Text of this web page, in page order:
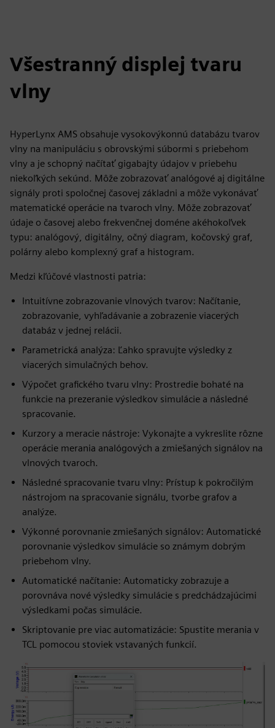
Všestranný displej tvaru
vlny
HyperLynx AMS obsahuje vysokovýkonnú databázu tvarov
vlny na manipuláciu s obrovskými súbormi s priebehom
vlny a je schopný načítať gigabajty údajov v priebehu
niekoľkých sekúnd. Môže zobrazovať analógové aj digitálne
signály proti spoločnej časovej základni a môže vykonávať
matematické operácie na tvaroch vlny. Môže zobrazovať
údaje o časovej alebo frekvenčnej doméne akéhokoľvek
typu: analógový, digitálny, očný diagram, kočovský graf,
polárny alebo komplexný graf a histogram.
Medzi kľúčové vlastnosti patria:
Intuitívne zobrazovanie vlnových tvarov: Načítanie,
zobrazovanie, vyhľadávanie a zobrazenie viacerých
databáz v jednej relácii.
Parametrická analýza: Ľahko spravujte výsledky z
viacerých simulačných behov.
Výpočet grafického tvaru vlny: Prostredie bohaté na
funkcie na prezeranie výsledkov simulácie a následné
spracovanie.
Kurzory a meracie nástroje: Vykonajte a vykreslite rôzne
operácie merania analógových a zmiešaných signálov na
vlnových tvaroch.
Následné spracovanie tvaru vlny: Prístup k pokročilým
nástrojom na spracovanie signálu, tvorbe grafov a
analýze.
Výkonné porovnanie zmiešaných signálov: Automatické
porovnanie výsledkov simulácie so známym dobrým
priebehom vlny.
Automatické načítanie: Automaticky zobrazuje a
porovnáva nové výsledky simulácie s predchádzajúcimi
výsledkami počas simulácie.
Skriptovanie pre viac automatizácie: Spustite merania v
TCL pomocou stoviek vstavaných funkcií.